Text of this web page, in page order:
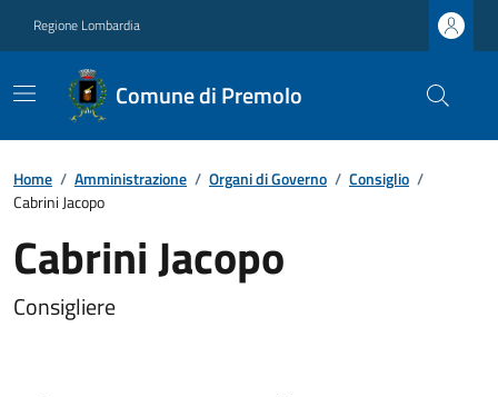
Regione Lombardia
Comune di Premolo
Home / Amministrazione / Organi di Governo / Consiglio /
Cabrini Jacopo
Cabrini Jacopo
Consigliere